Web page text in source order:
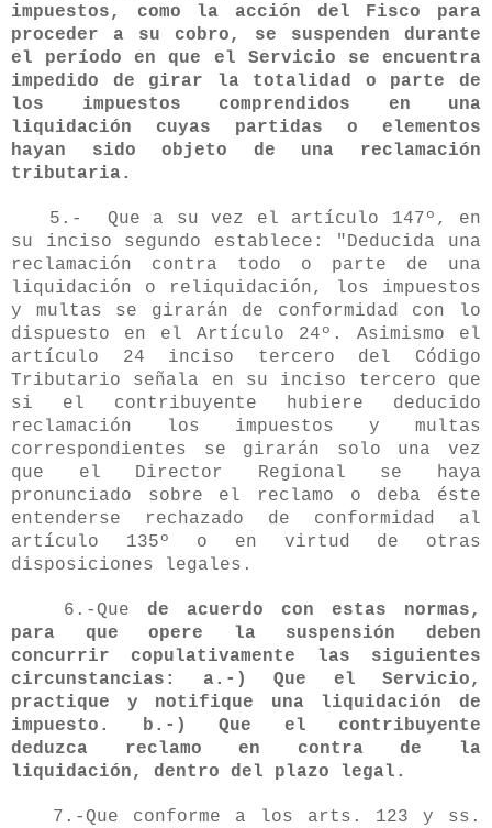
impuestos, como la acción del Fisco para
proceder a su cobro, se suspenden durante
el período en que el Servicio se encuentra
impedido de girar la totalidad o parte de
los impuestos comprendidos en una
liquidación cuyas partidas o elementos
hayan sido objeto de una reclamación
tributaria.
5.- Que a su vez el artículo 147º, en
su inciso segundo establece: "Deducida una
reclamación contra todo o parte de una
liquidación o reliquidación, los impuestos
y multas se girarán de conformidad con lo
dispuesto en el Artículo 24º. Asimismo el
artículo 24 inciso tercero del Código
Tributario señala en su inciso tercero que
si el contribuyente hubiere deducido
reclamación los impuestos y multas
correspondientes se girarán solo una vez
que el Director Regional se haya
pronunciado sobre el reclamo o deba éste
entenderse rechazado de conformidad al
artículo 135º o en virtud de otras
disposiciones legales.
6.-Que de acuerdo con estas normas,
para que opere la suspensión deben
concurrir copulativamente las siguientes
circunstancias: a.-) Que el Servicio,
practique y notifique una liquidación de
impuesto. b.-) Que el contribuyente
deduzca reclamo en contra de la
liquidación, dentro del plazo legal.
7.-Que conforme a los arts. 123 y ss.